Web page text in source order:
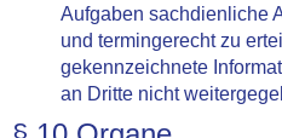
Aufgaben sachdienliche
und termingerecht zu
gekennzeichnete
an Dritte nicht